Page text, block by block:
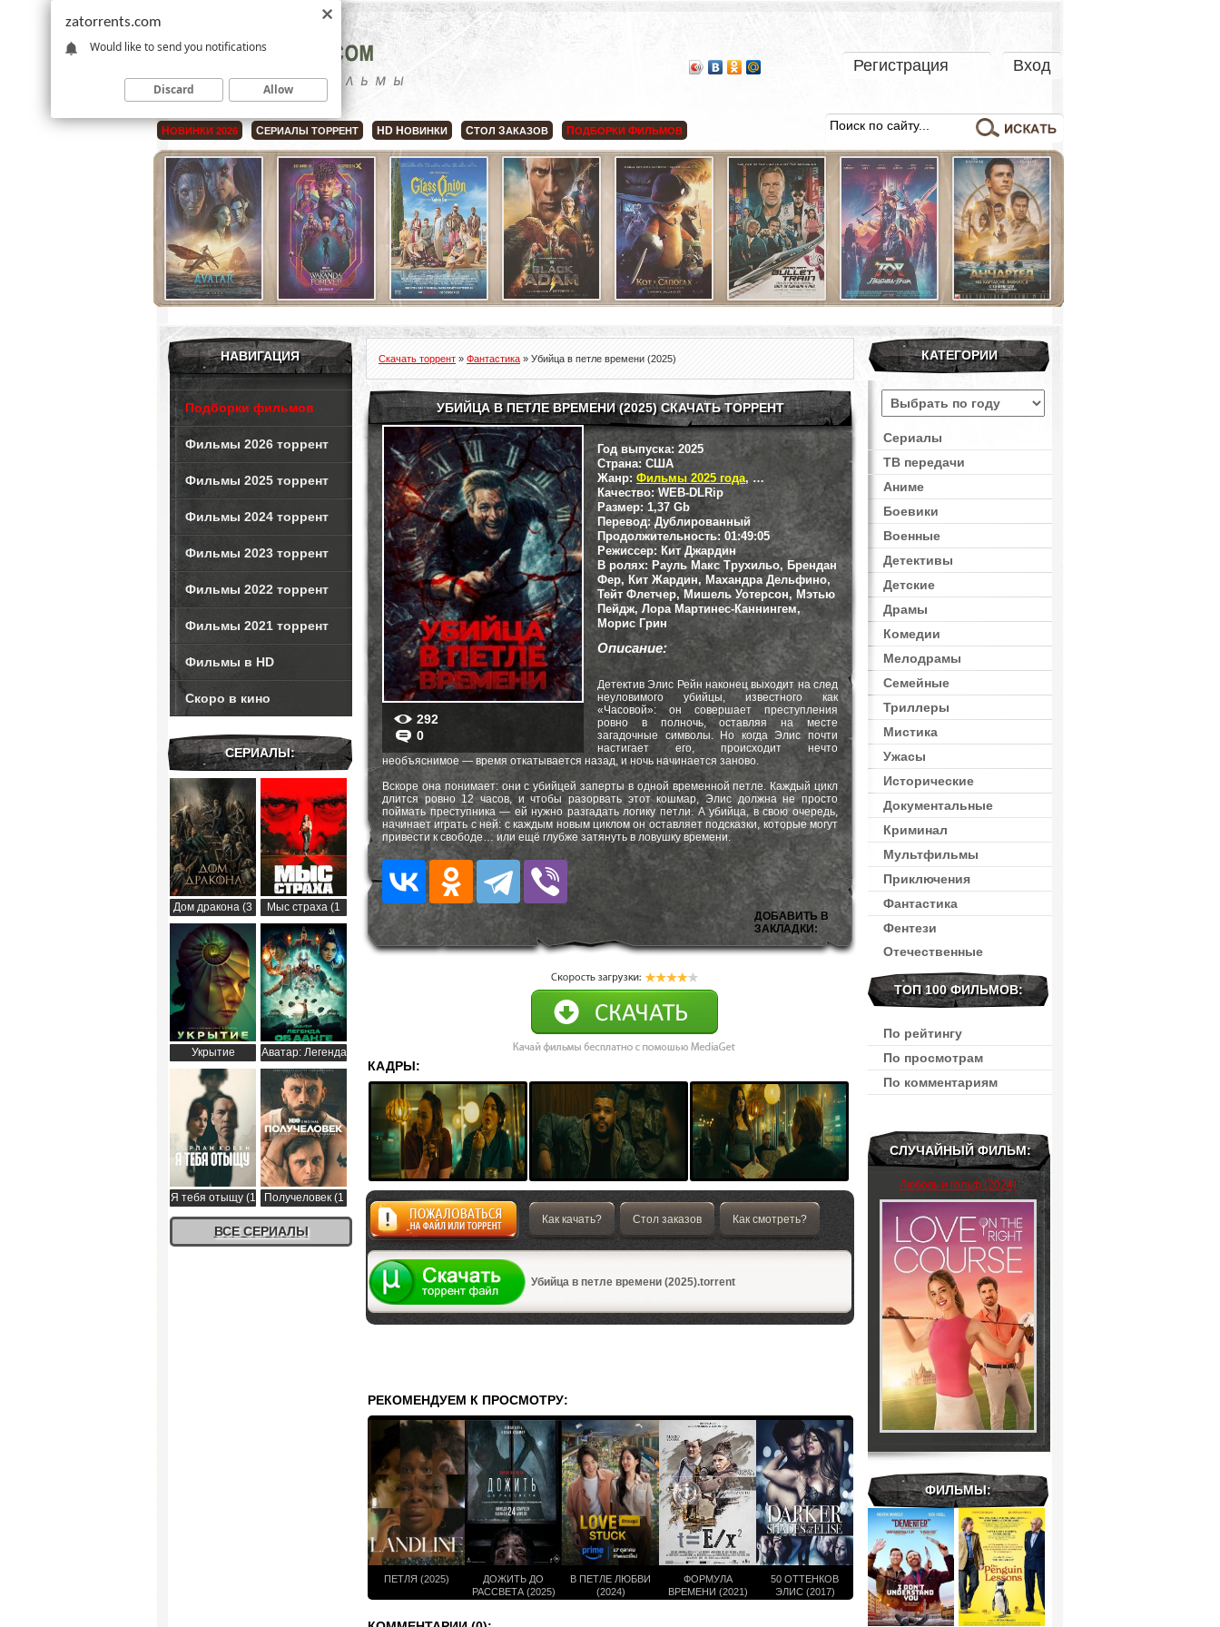
Регистрация Вход
НОВИНКИ 2026 СЕРИАЛЫ ТОРРЕНТ HD НОВИНКИ СТОЛ ЗАКАЗОВ ПОДБОРКИ ФИЛЬМОВ
НАВИГАЦИЯ
Подборки фильмов
Фильмы 2026 торрент
Фильмы 2025 торрент
Фильмы 2024 торрент
Фильмы 2023 торрент
Фильмы 2022 торрент
Фильмы 2021 торрент
Фильмы в HD
Скоро в кино
СЕРИАЛЫ:
Дом дракона (3
сезон)
Мыс страха (1
сезон)
Укрытие
(Бункер) (3
сезон)
Аватар: Легенда
об Аанге (2
сезон)
Я тебя отыщу (1
сезон)
Получеловек (1
сезон)
ВСЕ СЕРИАЛЫ
Скачать торрент » Фантастика » Убийца в петле времени (2025)
УБИЙЦА В ПЕТЛЕ ВРЕМЕНИ (2025) СКАЧАТЬ ТОРРЕНТ
292
0
Год выпуска: 2025
Страна: США
Жанр: Фильмы 2025 года, Триллеры , Ужасы
Фантастика
Качество:WEB-DLRip
Размер:1,37 Gb
Перевод:Дублированный
Продолжительность: 01:49:05
Режиссер: Кит Джардин
В ролях: Рауль Макс Трухильо, Брендан
Фер, Кит Жардин, Махандра Дельфино,
Тейт Флетчер, Мишель Уотерсон, Мэтью
Пейдж, Лора Мартинес-Каннингем,
Морис Грин
Описание:
Детектив Элис Рейн наконец выходит на след
неуловимого убийцы, известного как
«Часовой»: он совершает преступления
ровно в полночь, оставляя на месте
загадочные символы. Но когда Элис почти
настигает его, происходит нечто
необъяснимое — время откатывается назад, и ночь начинается заново.
Вскоре она понимает: они с убийцей заперты в одной временной петле. Каждый цикл
длится ровно 12 часов, и чтобы разорвать этот кошмар, Элис должна не просто
поймать преступника — ей нужно разгадать логику петли. А убийца, в свою очередь,
начинает играть с ней: с каждым новым циклом он оставляет подсказки, которые могут
привести к свободе… или ещё глубже затянуть в ловушку времени.
ДОБАВИТЬ В
ЗАКЛАДКИ:
КАДРЫ:
Жалоба
Как качать? Стол заказов Как смотреть?
Убийца в петле времени (2025).torrent
РЕКОМЕНДУЕМ К ПРОСМОТРУ:
ПЕТЛЯ (2025)
ДОЖИТЬ ДО
РАССВЕТА (2025)
В ПЕТЛЕ ЛЮБВИ
(2024)
ФОРМУЛА
ВРЕМЕНИ (2021)
50 ОТТЕНКОВ
ЭЛИС (2017)
КАТЕГОРИИ
Сериалы
ТВ передачи
Аниме
Боевики
Военные
Детективы
Детские
Драмы
Комедии
Мелодрамы
Семейные
Триллеры
Мистика
Ужасы
Исторические
Документальные
Криминал
Мультфильмы
Приключения
Фантастика
Фентези
Отечественные
ТОП 100 ФИЛЬМОВ:
По рейтингу
По просмотрам
По комментариям
СЛУЧАЙНЫЙ ФИЛЬМ:
Любовь и гольф (2024)
ФИЛЬМЫ:
zatorrents.com
Would like to send you notifications
Discard Allow